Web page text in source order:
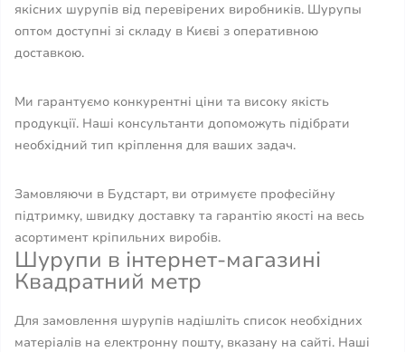
якісних шурупів від перевірених виробників. Шурупы
оптом доступні зі складу в Києві з оперативною
доставкою.
Ми гарантуємо конкурентні ціни та високу якість
продукції. Наші консультанти допоможуть підібрати
необхідний тип кріплення для ваших задач.
Замовляючи в Будстарт, ви отримуєте професійну
підтримку, швидку доставку та гарантію якості на весь
асортимент кріпильних виробів.
Шурупи в інтернет-магазині
Квадратний метр
Для замовлення шурупів надішліть список необхідних
матеріалів на електронну пошту, вказану на сайті. Наші